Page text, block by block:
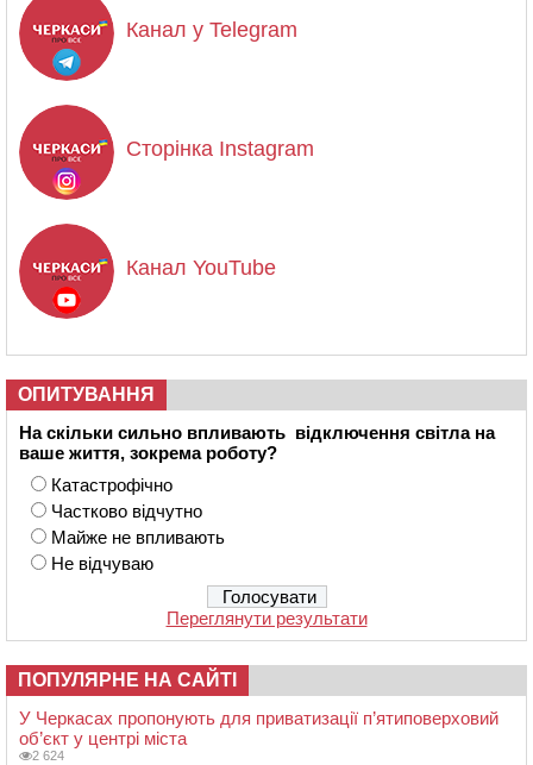
Канал у Telegram
Сторінка Instagram
Канал YouTube
ОПИТУВАННЯ
На скільки сильно впливають відключення світла на
ваше життя, зокрема роботу?
Катастрофічно
Частково відчутно
Майже не впливають
Не відчуваю
Переглянути результати
ПОПУЛЯРНЕ НА САЙТІ
У Черкасах пропонують для приватизації п’ятиповерховий
об’єкт у центрі міста
2 624